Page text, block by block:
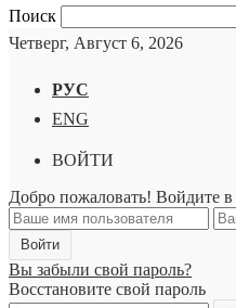
Поиск
Четверг, Август 6, 2026
РУС
ENG
ВОЙТИ
Добро пожаловать! Войдите
Вы забыли свой пароль?
Восстановите свой пароль